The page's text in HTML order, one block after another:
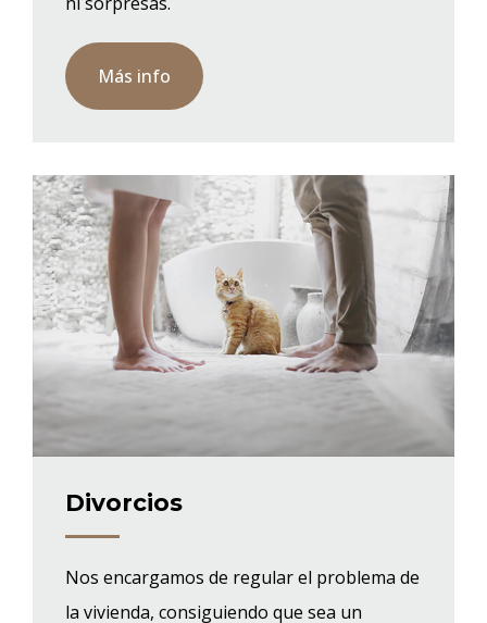
Más info
Divorcios
Nos encargamos de regular el problema de
la vivienda, consiguiendo que sea un